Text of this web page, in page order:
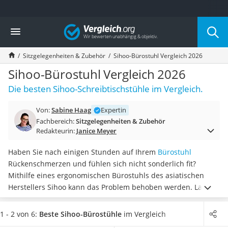
Die beliebtesten Vergleiche nach Kategorie
Wohnen
Matratzen-Topper
Matratzen
Konferenzlautsprecher
Tageslichtlampe
Badlüfter
Bürohocker
Außenleuchte mit Kamera
Akku-Tischlampe
Konferenzmikrofon
Klappmatratze
Duschkopf mit Kalkfilter
Aktenvernichter Sicherheitsstufe 4
Bettgitter
Vergleich
Sitzgelegenheiten & Zubehör Sihoo-Bürostuhl Vergleich 2026
Sihoo-Bürostuhl Vergleich 2026
Die besten Sihoo-Schreibtischstühle im Vergleich.
Von:Sabine Haag
Expertin
Fachbereich:Sitzgelegenheiten & Zubehör
Redakteurin: Janice Meyer
Haben Sie nach einigen Stunden auf Ihrem Bürostuhl
Rückenschmerzen und fühlen sich nicht sonderlich fit?
Mithilfe eines ergonomischen Bürostuhls des asiatischen
Herstellers Sihoo kann das Problem behoben werden. Laut
diversen Online-Tests wirken sich dieLordosenstütze und
die Kopfstütze sehr gut auf den Körper aus. Ein Sihoo-
1 - 2 von 6: Beste Sihoo-Bürostühle im Vergleich